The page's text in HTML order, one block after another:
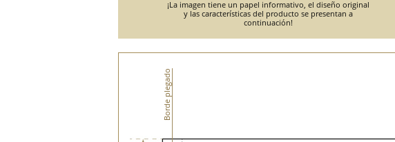
¡La imagen tiene un papel informativo, el diseño original
y las características del producto se presentan a
continuación!
Borde plegado